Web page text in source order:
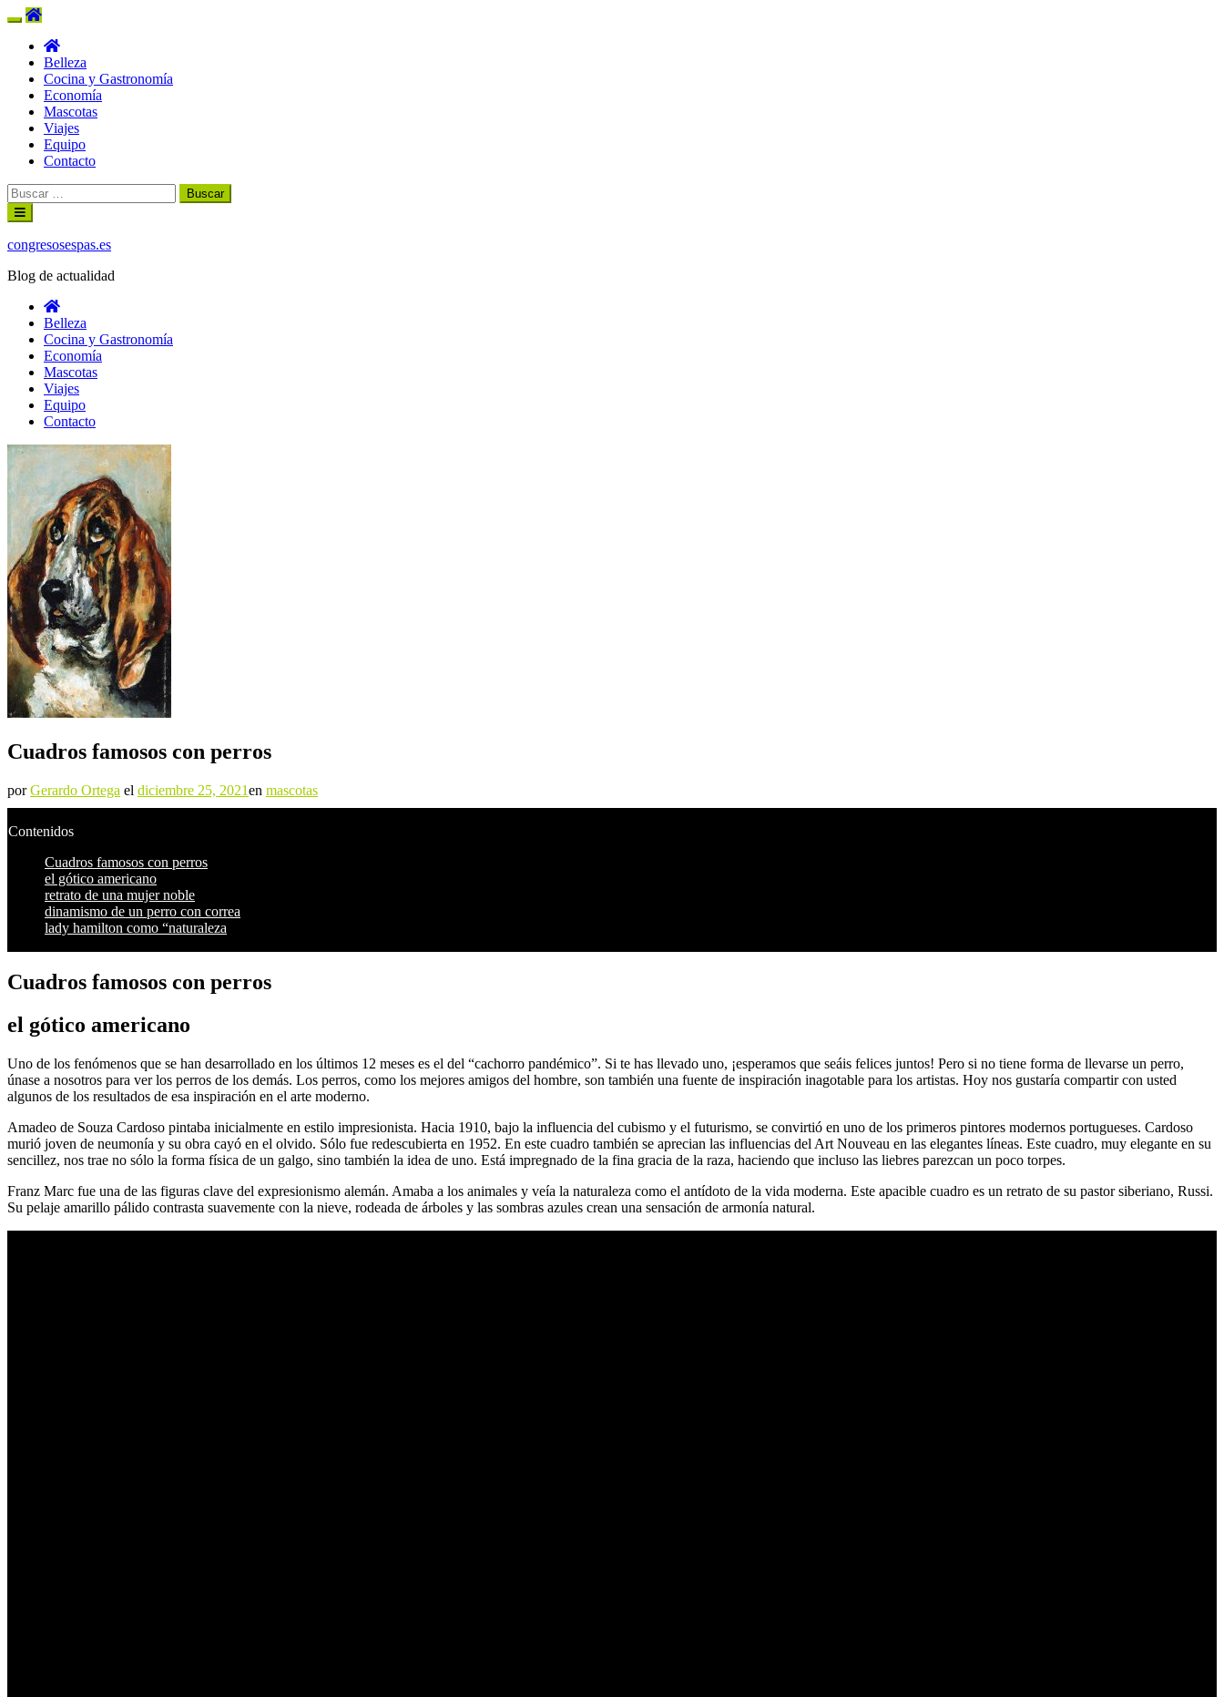
Belleza
Cocina y Gastronomía
Economía
Mascotas
Viajes
Equipo
Contacto
Buscar:
Ir
al
contenido
congresosespas.es
Blog de actualidad
Belleza
Cocina y Gastronomía
Economía
Mascotas
Viajes
Equipo
Contacto
Cuadros famosos con perros
porGerardo Ortega el diciembre 25, 2021en mascotas
Contenidos
Cuadros famosos con perros
el gótico americano
retrato de una mujer noble
dinamismo de un perro con correa
lady hamilton como “naturaleza
Cuadros famosos con perros
el gótico americano
Uno de los fenómenos que se han desarrollado en los últimos 12 meses es el del “cachorro pandémico”. Si te has llevado uno, ¡esperamos que seáis felices juntos! Pero si no tiene forma de llevarse un perro,
únase a nosotros para ver los perros de los demás. Los perros, como los mejores amigos del hombre, son también una fuente de inspiración inagotable para los artistas. Hoy nos gustaría compartir con usted
algunos de los resultados de esa inspiración en el arte moderno.
Amadeo de Souza Cardoso pintaba inicialmente en estilo impresionista. Hacia 1910, bajo la influencia del cubismo y el futurismo, se convirtió en uno de los primeros pintores modernos portugueses. Cardoso
murió joven de neumonía y su obra cayó en el olvido. Sólo fue redescubierta en 1952. En este cuadro también se aprecian las influencias del Art Nouveau en las elegantes líneas. Este cuadro, muy elegante en su
sencillez, nos trae no sólo la forma física de un galgo, sino también la idea de uno. Está impregnado de la fina gracia de la raza, haciendo que incluso las liebres parezcan un poco torpes.
Franz Marc fue una de las figuras clave del expresionismo alemán. Amaba a los animales y veía la naturaleza como el antídoto de la vida moderna. Este apacible cuadro es un retrato de su pastor siberiano, Russi.
Su pelaje amarillo pálido contrasta suavemente con la nieve, rodeada de árboles y las sombras azules crean una sensación de armonía natural.